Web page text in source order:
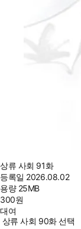
상류 사회 91화
등록일 2026.08.02
용량 25MB
300원
대여
상류 사회 90화 선택